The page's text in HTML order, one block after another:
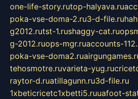
one-life-story.rutop-halyava.ru
poka-vse-doma-2.ru3-d-file.ru
g2012.rutst-1.rushaggy-cat.ru
g-2012.ruops-mgr.ruaccounts-
poka-vse-doma2.ru
tehosmotre.ruvarieta-yug.ru
raytor-d.ruatillagunn.ru3d-file.ru
1xbeticricetc1xbetti5.ruuafoot-